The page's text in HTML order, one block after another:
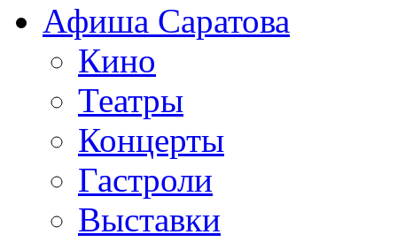
Афиша Саратова
Кино
Театры
Концерты
Гастроли
Выставки